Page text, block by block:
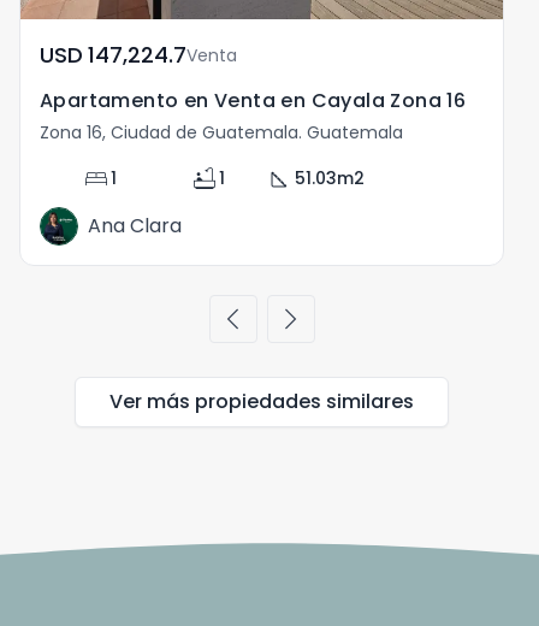
USD	147,224.7Venta
Apartamento en Venta en Cayala Zona 16
Zona 16, Ciudad de Guatemala. Guatemala
bed1 bathtub1 square_foot 51.03m2
Ana Clara
chevron_left chevron_right
Ver más propiedades similares